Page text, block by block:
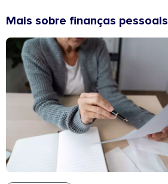
Mais sobre finanças pessoais